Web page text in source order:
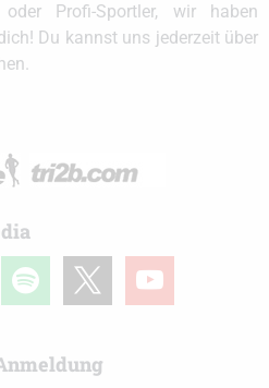
oder Profi-Sportler, wir haben
Du kannst uns jederzeit über
spotify youtube